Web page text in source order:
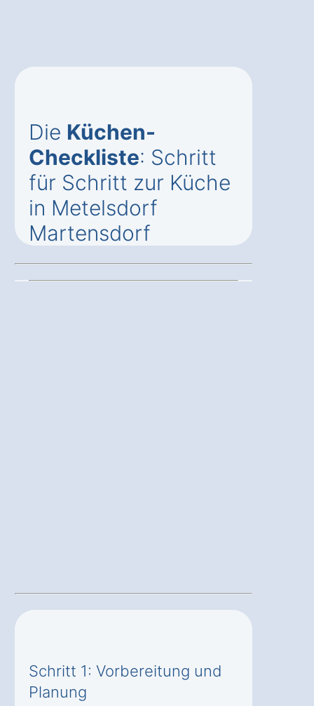
Die Küchen-
Checkliste: Schritt
für Schritt zur Küche
in Metelsdorf
Martensdorf
Schritt 1: Vorbereitung und
Planung